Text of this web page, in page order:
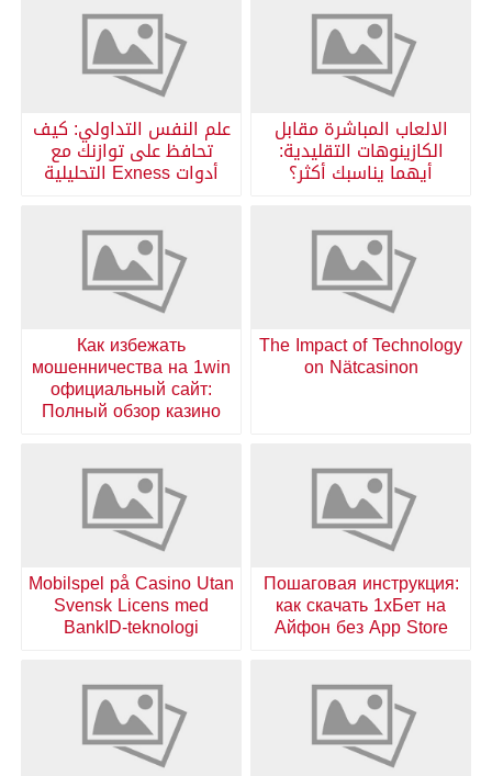
الالعاب المباشرة مقابل
الكازينوهات التقليدية:
أيهما يناسبك أكثر؟
علم النفس التداولي: كيف
تحافظ على توازنك مع
أدوات Exness التحليلية
The Impact of Technology
on Nätcasinon
Как избежать
мошенничества на 1win
официальный сайт:
Полный обзор казино
Пошаговая инструкция:
как скачать 1хБет на
Айфон без App Store
Mobilspel på Casino Utan
Svensk Licens med
BankID-teknologi